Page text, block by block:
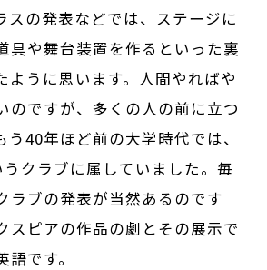
スの発表などでは、ステージに
具や舞台装置を作るといった裏
ように思います。人間やればや
のですが、多くの人の前に立つ
う40年ほど前の大学時代では、
クラブに属していました。毎
ラブの発表が当然あるのです
スピアの作品の劇とその展示で
です。